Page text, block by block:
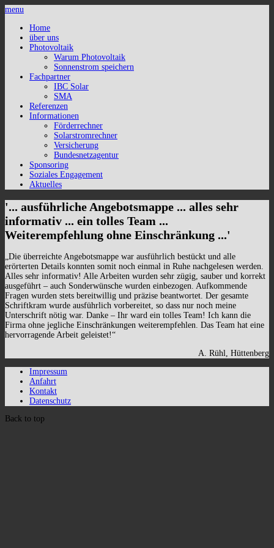
menu
Home
über uns
Photovoltaik
Warum Photovoltaik
Sonnenstrom speichern
Fachpartner
IBC Solar
SMA
Referenzen
Informationen
Förderrechner
Solarstromrechner
Versicherung
Bundesnetzagentur
Sponsoring
Soziales Engagement
Aktuelles
'... ausführliche Angebotsmappe ... alles sehr
informativ ... ein tolles Team ...
Weiterempfehlung ohne Einschränkung ...'
„Die überreichte Angebotsmappe war ausführlich bestückt und alle
erörterten Details konnten somit noch einmal in Ruhe nachgelesen werden.
Alles sehr informativ! Alle Arbeiten wurden sehr zügig, sauber und korrekt
ausgeführt – auch Sonderwünsche wurden einbezogen. Aufkommende
Fragen wurden stets bereitwillig und präzise beantwortet. Der gesamte
Schriftkram wurde ausführlich vorbereitet, so dass nur noch meine
Unterschrift nötig war. Danke – Ihr ward ein tolles Team! Ich kann die
Firma ohne jegliche Einschränkungen weiterempfehlen. Das Team hat eine
hervorragende Arbeit geleistet!“
A. Rühl, Hüttenberg
Impressum
Anfahrt
Kontakt
Datenschutz
Back to top